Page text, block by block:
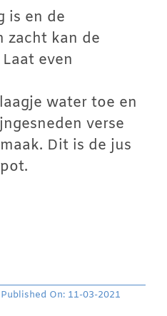
is en de
zacht kan de
even
water toe en
verse
Dit is de jus
Published On: 11-03-2021